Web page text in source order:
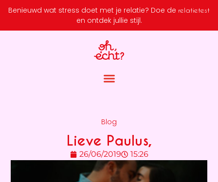
Benieuwd wat stress doet met je relatie? Doe de relatietest
en ontdek jullie stijl.
Blog
Lieve Paulus,
26/06/2019 15:26